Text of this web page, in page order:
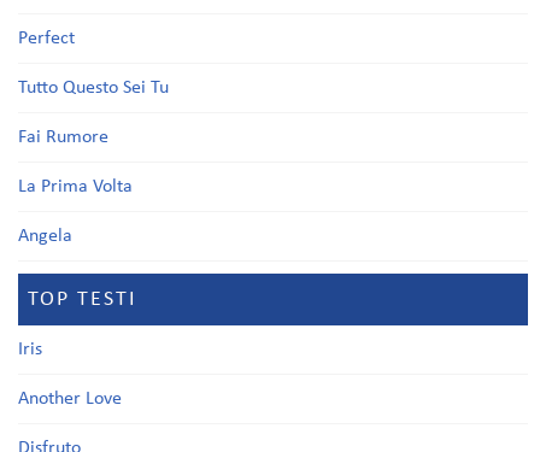
Perfect
Tutto Questo Sei Tu
Fai Rumore
La Prima Volta
Angela
TOP TESTI
Iris
Another Love